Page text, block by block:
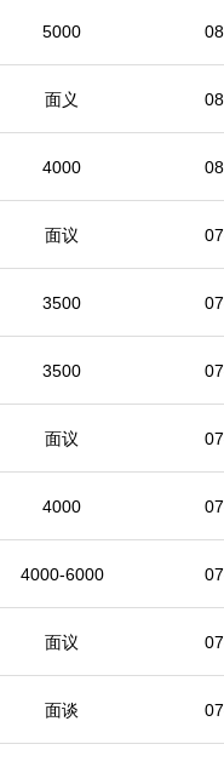
5000
面义
4000
面议
3500
3500
面议
4000
4000-6000
面议
面谈